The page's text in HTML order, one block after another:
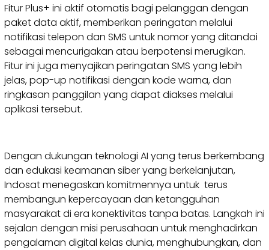
Fitur Plus+ ini aktif otomatis bagi pelanggan dengan
paket data aktif, memberikan peringatan melalui
notifikasi telepon dan SMS untuk nomor yang ditandai
sebagai mencurigakan atau berpotensi merugikan.
Fitur ini juga menyajikan peringatan SMS yang lebih
jelas, pop-up notifikasi dengan kode warna, dan
ringkasan panggilan yang dapat diakses melalui
aplikasi tersebut.
Dengan dukungan teknologi AI yang terus berkembang
dan edukasi keamanan siber yang berkelanjutan,
Indosat menegaskan komitmennya untuk terus
membangun kepercayaan dan ketangguhan
masyarakat di era konektivitas tanpa batas. Langkah ini
sejalan dengan misi perusahaan untuk menghadirkan
pengalaman digital kelas dunia, menghubungkan, dan